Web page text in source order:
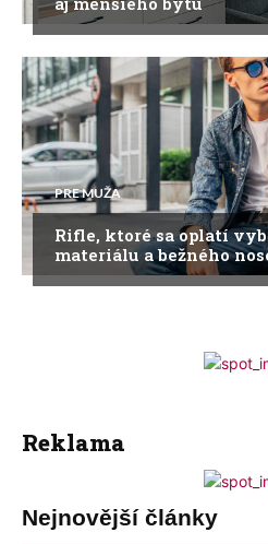
PRE MUŽA
Rifle, ktoré sa oplatí
materiálu a bežného
Reklama
Nejnovější články